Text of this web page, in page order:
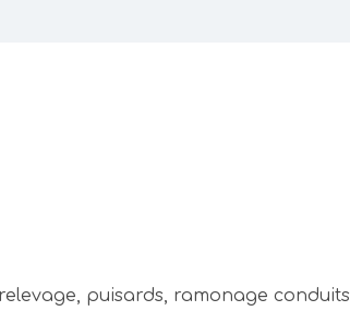
puisards, ramonage conduits